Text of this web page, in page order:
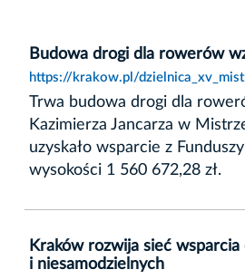
Budowa drogi dla rowerów
https://krakow.pl/
Trwa budowa drogi dla
Kazimierza Jancarza w
uzyskało wsparcie z
wysokości 1 560 672,28 zł.
Kraków rozwija sieć
i niesamodzielnych